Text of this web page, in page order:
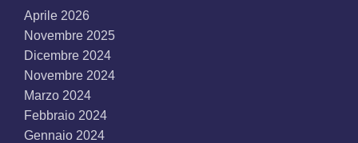
Aprile 2026
Novembre 2025
Dicembre 2024
Novembre 2024
Marzo 2024
Febbraio 2024
Gennaio 2024